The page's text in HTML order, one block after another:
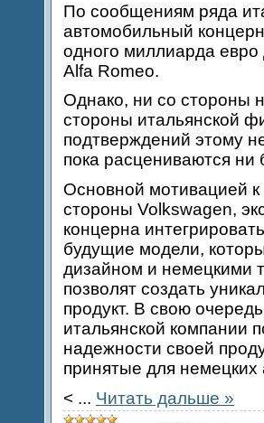
По сообщениям ряда
автомобильный
одного миллиарда евро
Alfa Romeo.
Однако, ни со стороны
стороны итальянской
подтверждений этому
пока расцениваются
Основной мотивацией к
стороны Volkswagen,
концерна
будущие модели,
дизайном и немецкими
позволят создать
продукт. В свою
итальянской компании
надежности своей
принятые для
< ... Читать дальше »